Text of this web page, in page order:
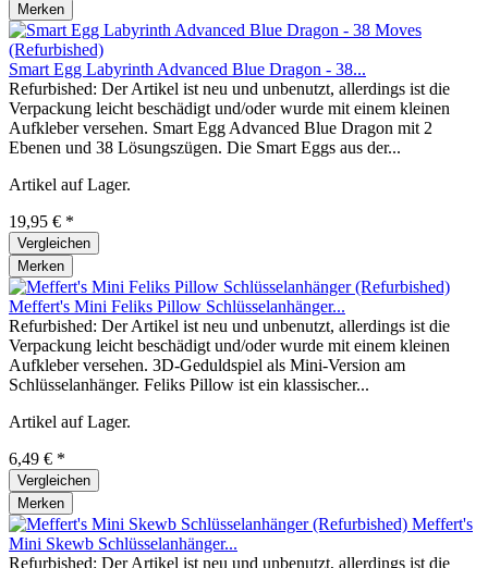
Merken
Smart Egg Labyrinth Advanced Blue Dragon - 38...
Refurbished: Der Artikel ist neu und unbenutzt, allerdings ist die
Verpackung leicht beschädigt und/oder wurde mit einem kleinen
Aufkleber versehen. Smart Egg Advanced Blue Dragon mit 2
Ebenen und 38 Lösungszügen. Die Smart Eggs aus der...
Artikel auf Lager.
19,95 € *
Vergleichen
Merken
Meffert's Mini Feliks Pillow Schlüsselanhänger...
Refurbished: Der Artikel ist neu und unbenutzt, allerdings ist die
Verpackung leicht beschädigt und/oder wurde mit einem kleinen
Aufkleber versehen. 3D-Geduldspiel als Mini-Version am
Schlüsselanhänger. Feliks Pillow ist ein klassischer...
Artikel auf Lager.
6,49 € *
Vergleichen
Merken
Meffert's
Mini Skewb Schlüsselanhänger...
Refurbished: Der Artikel ist neu und unbenutzt, allerdings ist die